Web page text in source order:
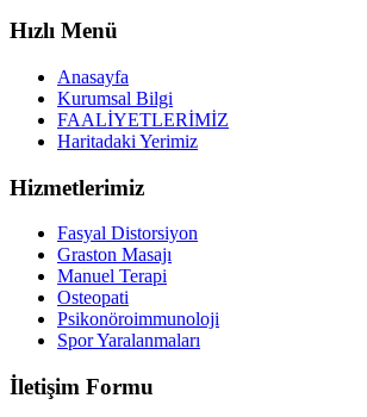
Hızlı Menü
Anasayfa
Kurumsal Bilgi
FAALİYETLERİMİZ
Haritadaki Yerimiz
Hizmetlerimiz
Fasyal Distorsiyon
Graston Masajı
Manuel Terapi
Osteopati
Psikonöroimmunoloji
Spor Yaralanmaları
İletişim Formu